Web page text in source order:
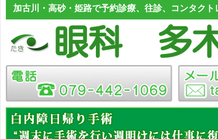
加古川・高砂・姫路で予約診療、往診、コンタク